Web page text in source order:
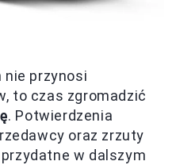
nie przynosi
to czas zgromadzić
. Potwierdzenia
oraz zrzuty
w dalszym